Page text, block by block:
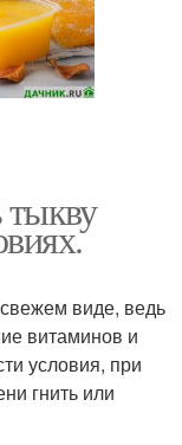
тыкву
виде, ведь
витаминов и
условия, при
гнить или